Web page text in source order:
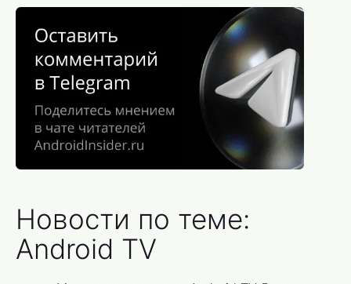
Новости по теме:
Android TV